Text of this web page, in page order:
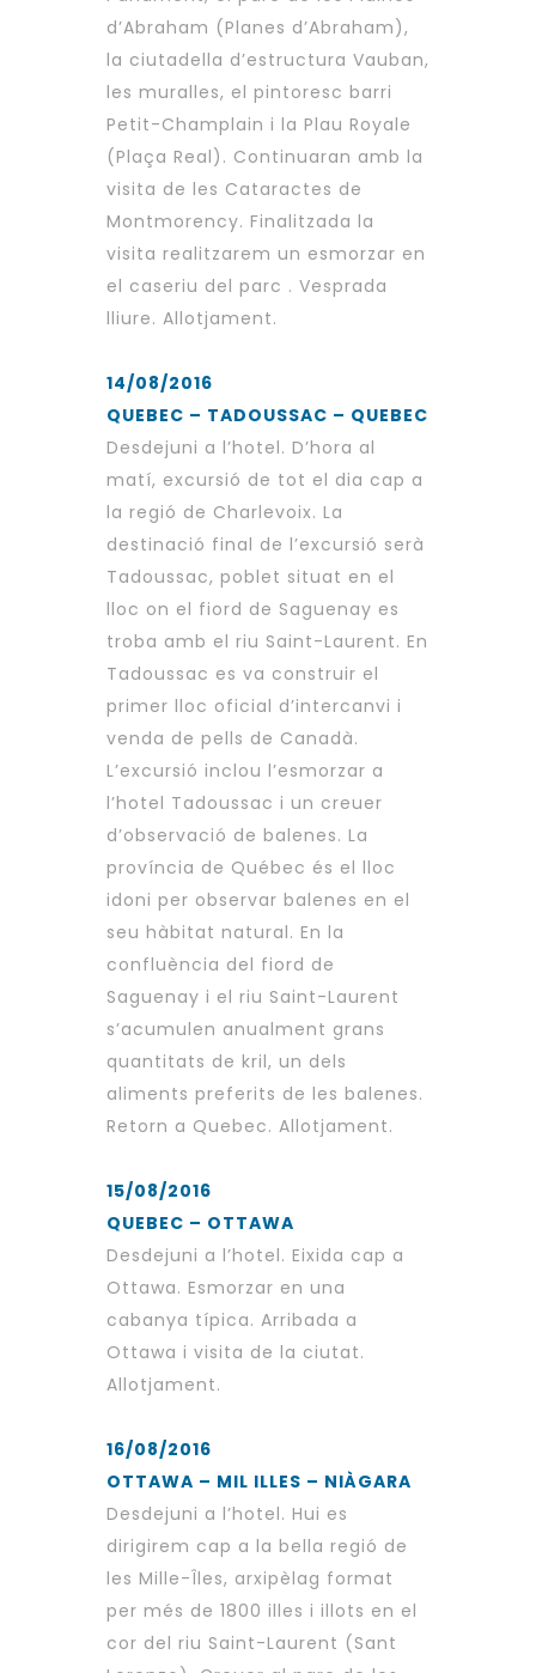
d’Abraham (Planes d’Abraham),
la ciutadella d’estructura Vauban,
les muralles, el pintoresc barri
Petit-Champlain i la Plau Royale
(Plaça Real). Continuaran amb la
visita de les Cataractes de
Montmorency. Finalitzada la
visita realitzarem un esmorzar en
el caseriu del parc . Vesprada
lliure. Allotjament.
14/08/2016
QUEBEC – TADOUSSAC – QUEBEC
Desdejuni a l’hotel. D’hora al
matí, excursió de tot el dia cap a
la regió de Charlevoix. La
destinació final de l’excursió serà
Tadoussac, poblet situat en el
lloc on el fiord de Saguenay es
troba amb el riu Saint-Laurent. En
Tadoussac es va construir el
primer lloc oficial d’intercanvi i
venda de pells de Canadà.
L’excursió inclou l’esmorzar a
l’hotel Tadoussac i un creuer
d’observació de balenes. La
província de Québec és el lloc
idoni per observar balenes en el
seu hàbitat natural. En la
confluència del fiord de
Saguenay i el riu Saint-Laurent
s’acumulen anualment grans
quantitats de kril, un dels
aliments preferits de les balenes.
Retorn a Quebec. Allotjament.
15/08/2016
QUEBEC – OTTAWA
Desdejuni a l’hotel. Eixida cap a
Ottawa. Esmorzar en una
cabanya típica. Arribada a
Ottawa i visita de la ciutat.
Allotjament.
16/08/2016
OTTAWA – MIL ILLES – NIÀGARA
Desdejuni a l’hotel. Hui es
dirigirem cap a la bella regió de
les Mille-Îles, arxipèlag format
per més de 1800 illes i illots en el
cor del riu Saint-Laurent (Sant